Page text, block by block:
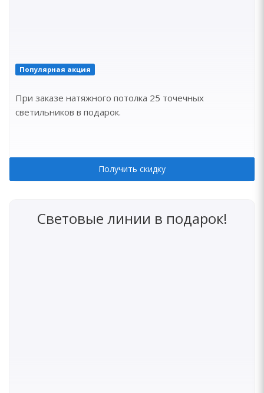
Популярная акция
При заказе натяжного потолка 25 точечных
светильников в подарок.
Получить скидку
Световые линии в подарок!